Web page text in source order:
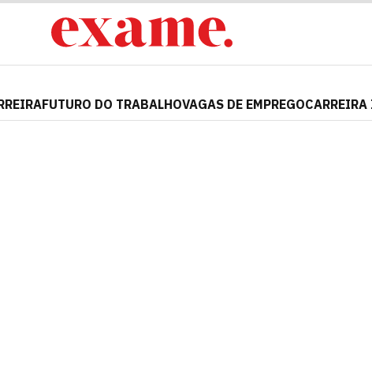
FUTURO DO TRABALHOVAGAS DE EMPREGO